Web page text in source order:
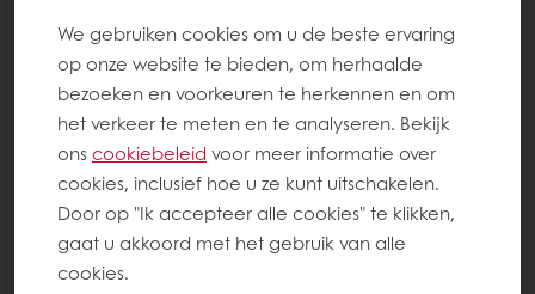
We gebruiken cookies om u de beste ervaring
op onze website te bieden, om herhaalde
bezoeken en voorkeuren te herkennen en om
het verkeer te meten en te analyseren. Bekijk
ons ​​cookiebeleid voor meer informatie over
cookies, inclusief hoe u ze kunt uitschakelen.
Door op "Ik accepteer alle cookies" te klikken,
gaat u akkoord met het gebruik van alle
cookies.